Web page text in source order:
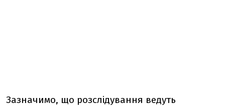
Зазначимо, що розслідування ведуть